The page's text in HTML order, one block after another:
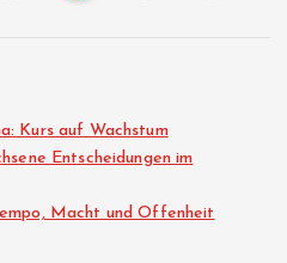
i
t
e
Kurs auf Wachstum
Entscheidungen im
Macht und Offenheit